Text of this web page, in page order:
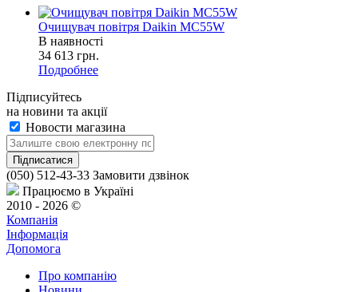
Очищувач повітря Daikin MC55W
В наявності
34 613 грн.
Подробнее
Підписуйтесь
на новини та акції
Новости магазина
(050) 512-43-33 Замовити дзвінок
Працюємо в Україні
2010 - 2026 ©
Компанія
Інформація
Допомога
Про компанію